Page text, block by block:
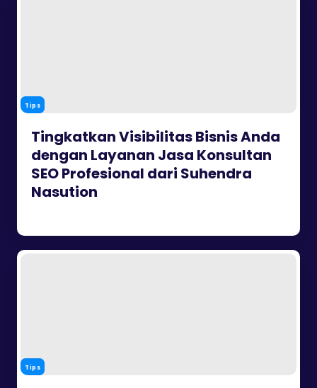
Tips
Tingkatkan Visibilitas Bisnis Anda
dengan Layanan Jasa Konsultan
SEO Profesional dari Suhendra
Nasution
Tips